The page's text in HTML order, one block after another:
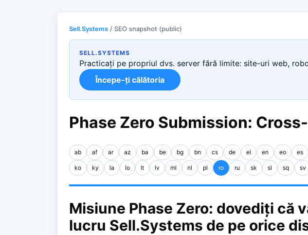
Sell.Systems / SEO snapshot (public)
SELL.SYSTEMS
Practicați pe propriul dvs. server fără limite: site-uri web,
Începe-ți călătoria
Phase Zero Submission:
ab af ar az ba be bg bn cs de el en eo es
ko ky la lo lt lv ml nl pl ro ru sk sl sq sv
Misiune Phase Zero: dovediți că
lucru Sell.Systems de pe orice